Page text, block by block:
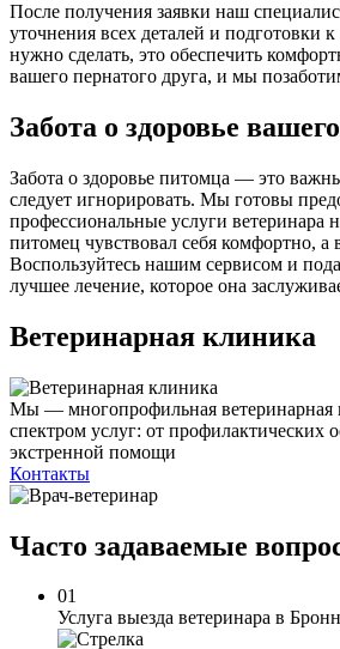
После получения заявки наш
уточнения всех деталей и подготовки
нужно сделать, это обеспечить
вашего пернатого друга, и мы
Забота о здоровье
Забота о здоровье питомца — это
следует игнорировать. Мы готовы
профессиональные услуги ветеринара
питомец чувствовал себя комфортно,
Воспользуйтесь нашим сервисом и
лучшее лечение, которое она
Ветеринарная клиника
Мы — многопрофильная ветеринарная
спектром услуг: от профилактических
экстренной помощи
Контакты
Часто задаваемые
01
Услуга выезда ветеринара в